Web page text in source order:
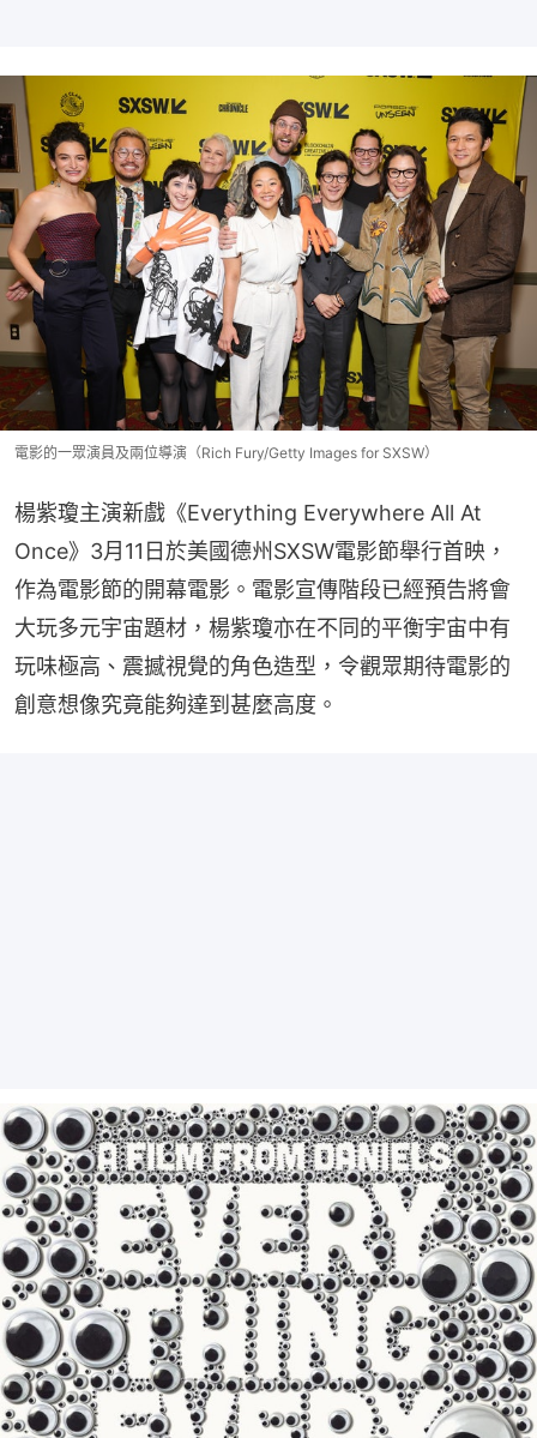
電影的一眾演員及兩位導演（Rich Fury/Getty Images for SXSW）
楊紫瓊主演新戲《Everything Everywhere All At
Once》3月11日於美國德州SXSW電影節舉行首映，
作為電影節的開幕電影。電影宣傳階段已經預告將會
大玩多元宇宙題材，楊紫瓊亦在不同的平衡宇宙中有
玩味極高、震撼視覺的角色造型，令觀眾期待電影的
創意想像究竟能夠達到甚麼高度。